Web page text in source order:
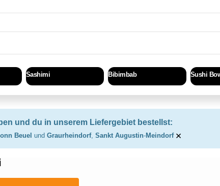
Sashimi Bibimbab Sushi
und du in unserem Liefergebiet bestellst:
Beuel und Graurheindorf, Sankt Augustin-Meindorf ×